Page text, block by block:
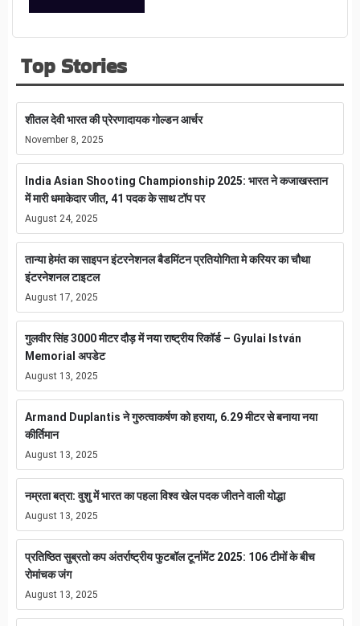
Top Stories
शीतल देवी भारत की प्रेरणादायक गोल्डन आर्चर
November 8, 2025
India Asian Shooting Championship 2025: भारत ने कजाखस्तान
में मारी धमाकेदार जीत, 41 पदक के साथ टॉप पर
August 24, 2025
तान्या हेमंत का साइपन इंटरनेशनल बैडमिंटन प्रतियोगिता मे करियर का चौथा
इंटरनेशनल टाइटल
August 17, 2025
गुलवीर सिंह 3000 मीटर दौड़ में नया राष्ट्रीय रिकॉर्ड – Gyulai István
Memorial अपडेट
August 13, 2025
Armand Duplantis ने गुरुत्वाकर्षण को हराया, 6.29 मीटर से बनाया नया
कीर्तिमान
August 13, 2025
नम्रता बत्रा: वुशु में भारत का पहला विश्व खेल पदक जीतने वाली योद्धा
August 13, 2025
प्रतिष्ठित सुब्रतो कप अंतर्राष्ट्रीय फुटबॉल टूर्नामेंट 2025: 106 टीमों के बीच
रोमांचक जंग
August 13, 2025